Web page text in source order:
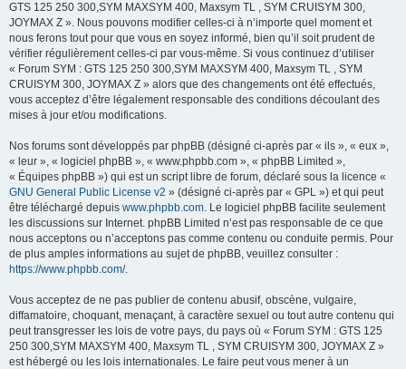
GTS 125 250 300,SYM MAXSYM 400, Maxsym TL , SYM CRUISYM 300,
JOYMAX Z ». Nous pouvons modifier celles-ci à n’importe quel moment et
nous ferons tout pour que vous en soyez informé, bien qu’il soit prudent de
vérifier régulièrement celles-ci par vous-même. Si vous continuez d’utiliser
« Forum SYM : GTS 125 250 300,SYM MAXSYM 400, Maxsym TL , SYM
CRUISYM 300, JOYMAX Z » alors que des changements ont été effectués,
vous acceptez d’être légalement responsable des conditions découlant des
mises à jour et/ou modifications.
Nos forums sont développés par phpBB (désigné ci-après par « ils », « eux »,
« leur », « logiciel phpBB », « www.phpbb.com », « phpBB Limited »,
« Équipes phpBB ») qui est un script libre de forum, déclaré sous la licence «
GNU General Public License v2 » (désigné ci-après par « GPL ») et qui peut
être téléchargé depuis www.phpbb.com. Le logiciel phpBB facilite seulement
les discussions sur Internet. phpBB Limited n’est pas responsable de ce que
nous acceptons ou n’acceptons pas comme contenu ou conduite permis. Pour
de plus amples informations au sujet de phpBB, veuillez consulter :
https://www.phpbb.com/.
Vous acceptez de ne pas publier de contenu abusif, obscène, vulgaire,
diffamatoire, choquant, menaçant, à caractère sexuel ou tout autre contenu qui
peut transgresser les lois de votre pays, du pays où « Forum SYM : GTS 125
250 300,SYM MAXSYM 400, Maxsym TL , SYM CRUISYM 300, JOYMAX Z »
est hébergé ou les lois internationales. Le faire peut vous mener à un